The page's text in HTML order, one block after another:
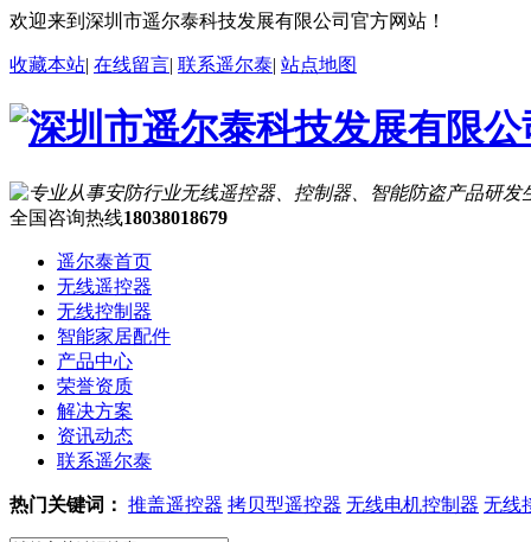
欢迎来到深圳市遥尔泰科技发展有限公司官方网站！
收藏本站| 在线留言| 联系遥尔泰| 站点地图
全国咨询热线18038018679
遥尔泰首页
无线遥控器
无线控制器
智能家居配件
产品中心
荣誉资质
解决方案
资讯动态
联系遥尔泰
热门关键词： 推盖遥控器 拷贝型遥控器 无线电机控制器 无线